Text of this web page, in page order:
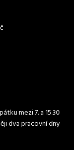
mezi 7. a 15.30
dva pracovní dny